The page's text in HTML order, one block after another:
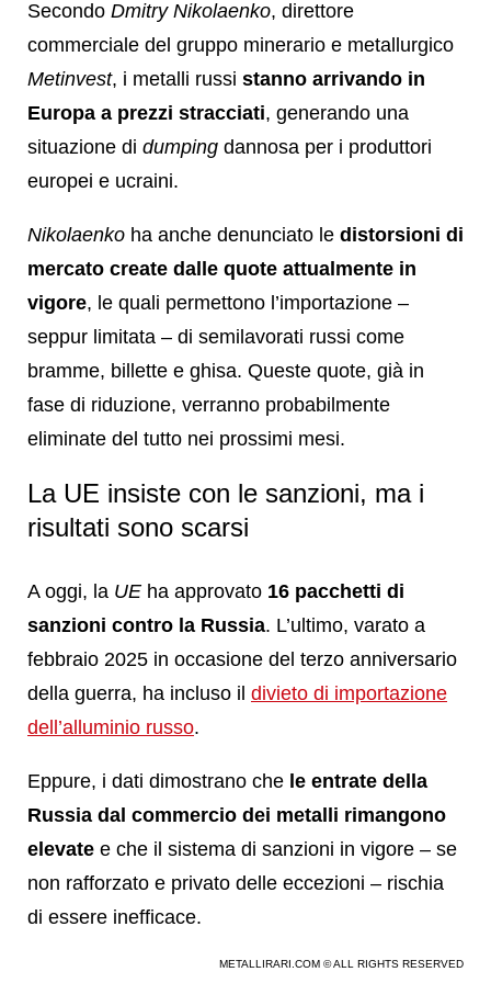
Secondo Dmitry Nikolaenko, direttore
commerciale del gruppo minerario e metallurgico
Metinvest, i metalli russi stanno arrivando in
Europa a prezzi stracciati, generando una
situazione di dumping dannosa per i produttori
europei e ucraini.
Nikolaenko ha anche denunciato le distorsioni di
mercato create dalle quote attualmente in
vigore, le quali permettono l’importazione –
seppur limitata – di semilavorati russi come
bramme, billette e ghisa. Queste quote, già in
fase di riduzione, verranno probabilmente
eliminate del tutto nei prossimi mesi.
La UE insiste con le sanzioni, ma i
risultati sono scarsi
A oggi, la UE ha approvato 16 pacchetti di
sanzioni contro la Russia. L’ultimo, varato a
febbraio 2025 in occasione del terzo anniversario
della guerra, ha incluso il divieto di importazione
dell’alluminio russo.
Eppure, i dati dimostrano che le entrate della
Russia dal commercio dei metalli rimangono
elevate e che il sistema di sanzioni in vigore – se
non rafforzato e privato delle eccezioni – rischia
di essere inefficace.
METALLIRARI.COM © ALL RIGHTS RESERVED